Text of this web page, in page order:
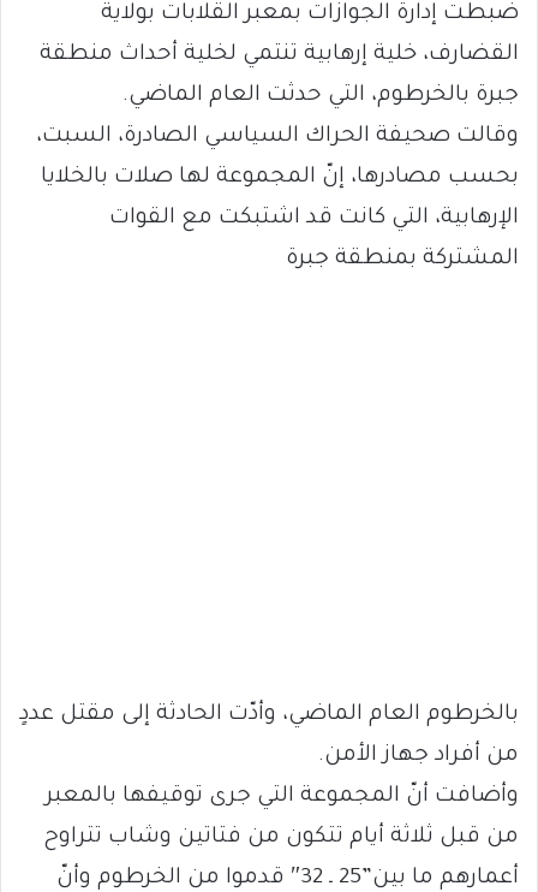
ضبطت إدارة الجوازات بمعبر القلابات بولاية
القضارف، خلية إرهابية تنتمي لخلية أحداث منطقة
جبرة بالخرطوم، التي حدثت العام الماضي.
وقالت صحيفة الحراك السياسي الصادرة، السبت،
بحسب مصادرها، إنّ المجموعة لها صلات بالخلايا
الإرهابية، التي كانت قد اشتبكت مع القوات
المشتركة بمنطقة جبرة
بالخرطوم العام الماضي، وأدّت الحادثة إلى مقتل عددٍ
من أفراد جهاز الأمن.
وأضافت أنّ المجموعة التي جرى توقيفها بالمعبر
من قبل ثلاثة أيام تتكون من فتاتين وشاب تتراوح
أعمارهم ما بين”25 ـ 32″ قدموا من الخرطوم وأنّ